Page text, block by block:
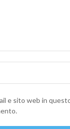
e sito web in